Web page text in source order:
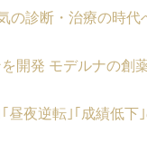
の診断・治療の時
開発 モデルナの創
昼夜逆転｣｢成績低